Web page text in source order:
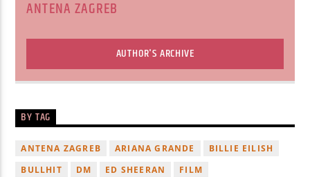
ANTENA ZAGREB
AUTHOR'S ARCHIVE
BY TAG
ANTENA ZAGREB ARIANA GRANDE
BILLIE EILISH
BULLHIT
DM ED SHEERAN
FILM